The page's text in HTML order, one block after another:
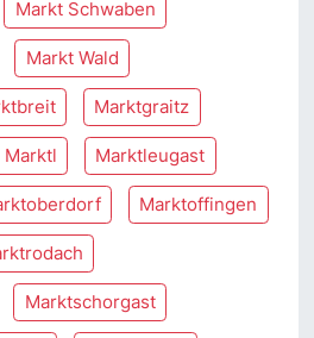
Markt Schwaben
Markt Wald
Marktgraitz
Marktl Marktleugast
Marktoffingen
Marktschorgast